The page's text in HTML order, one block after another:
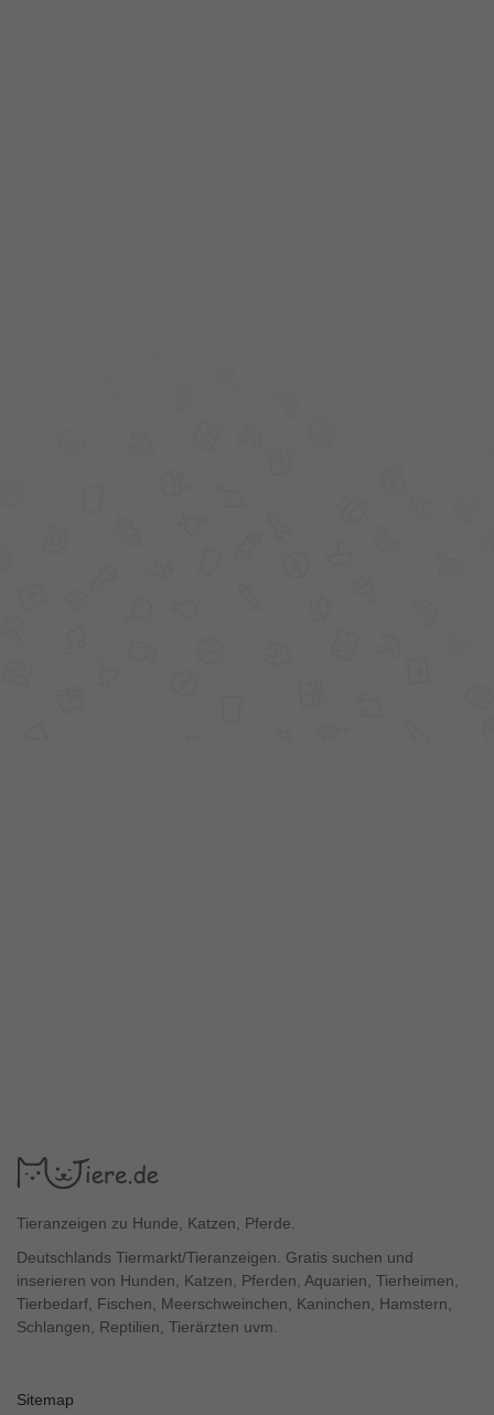
Tieranzeigen zu Hunde, Katzen, Pferde.
Deutschlands Tiermarkt/Tieranzeigen. Gratis suchen und
inserieren von Hunden, Katzen, Pferden, Aquarien, Tierheimen,
Tierbedarf, Fischen, Meerschweinchen, Kaninchen, Hamstern,
Schlangen, Reptilien, Tierärzten uvm.
Sitemap